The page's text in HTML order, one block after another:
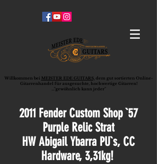
Willkommen bei MEISTER EDE GUITARS,dem gut sortierten Online-
G ita rrenhandel für ausgesuchte, hochwertige Gitarren!
..."gewöhnlich kann jeder"
2011 Fender Custom Shop `57
Purple Relic Strat
HW Abigail Ybarra PU`s, CC
Hardware, 3,31kg!